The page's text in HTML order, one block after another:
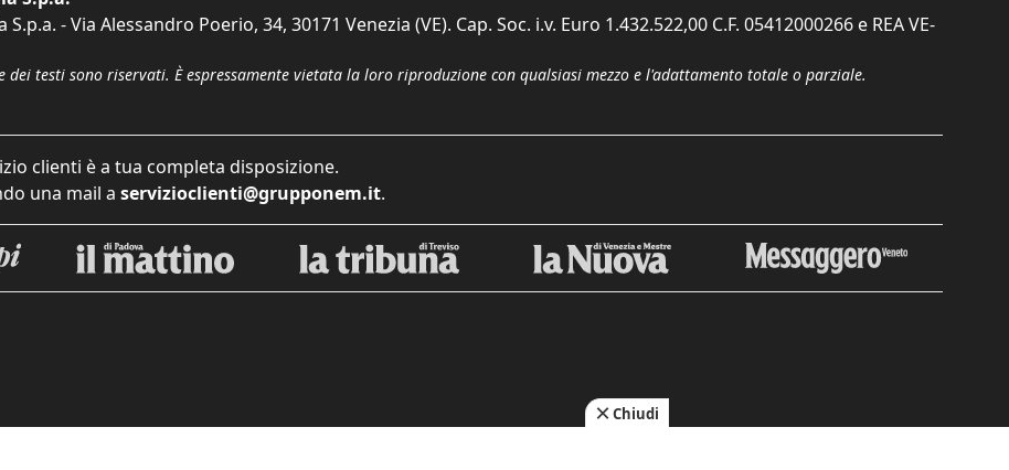
- Via Alessandro Poerio, 34, 30171 Venezia (VE). Cap. Soc. i.v. Euro 1.432.522,00 C.F. 05412000266 e REA VE-
testi sono riservati. È espressamente vietata la loro riproduzione con qualsiasi mezzo e l'adattamento totale o parziale.
clienti è a tua completa disposizione.
una mail a servizioclienti@grupponem.it.
Chiudi